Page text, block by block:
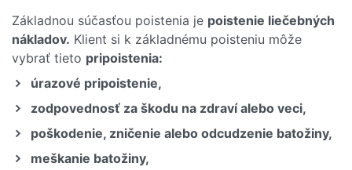
Základnou súčasťou poistenia je poistenie liečebných
nákladov. Klient si k základnému poisteniu môže
vybrať tieto pripoistenia:
úrazové pripoistenie,
zodpovednosť za škodu na zdraví alebo veci,
poškodenie, zničenie alebo odcudzenie batožiny,
meškanie batožiny,